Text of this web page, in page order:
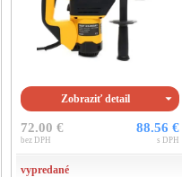
Zobraziť detail
72.00 €
bez DPH
88.56 €
s DPH
vypredané